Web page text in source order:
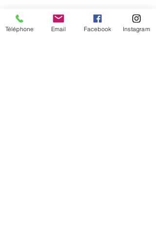
Téléphone Email Facebook Instagram